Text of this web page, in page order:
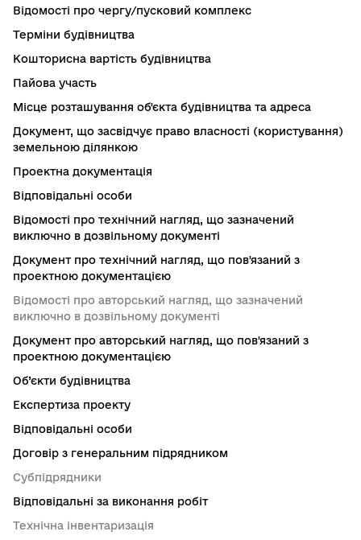
Відомості про чергу/пусковий комплекс
Терміни будівництва
Кошторисна вартість будівництва
Пайова участь
Місце розташування об'єкта будівництва та адреса
Документ, що засвідчує право власності (користування)
земельною ділянкою
Проектна документація
Відповідальні особи
Відомості про технічний нагляд, що зазначений
виключно в дозвільному документі
Документ про технічний нагляд, що пов'язаний з
проектною документацією
Відомості про авторський нагляд, що зазначений
виключно в дозвільному документі
Документ про авторський нагляд, що пов'язаний з
проектною документацією
Об’єкти будівництва
Експертиза проекту
Відповідальні особи
Договір з генеральним підрядником
Субпідрядники
Відповідальні за виконання робіт
Технічна інвентаризація